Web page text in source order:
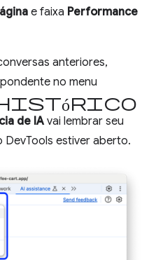
e faixa Performance
anteriores,
no menu
de IA vai lembrar seu
estiver aberto.